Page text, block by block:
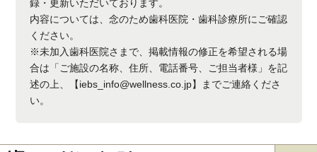
録・更新いただいております。
内容については、念のため歯科医院・歯科診療所にご確認
ください。
※未加入歯科医院さまで、掲載情報の修正を希望される場
合は「ご施設の名称、住所、電話番号、ご担当者様」を記
述の上、【iebs_info@wellness.co.jp】までご連絡くださ
い。